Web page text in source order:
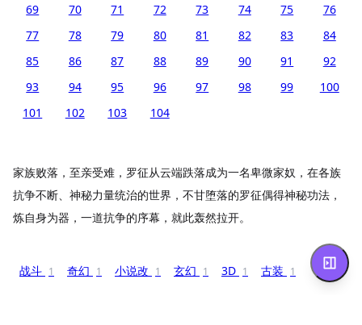
69
70 71 72 73 74 75
76
77
78 79 80 81 82 83
84
85
86 87 88 89 90 91
92
93
94 95 96 97 98 99
100
101
102 103 104
家族败落，至亲受难，罗征从云端跌落成为一名卑微家奴，在各族
抗争不断、神秘力量统治的世界，不甘堕落的罗征偶得神秘功法，
炼自身为器，一道抗争的序幕，就此轰然拉开。
战斗 1 奇幻 1 小说改 1 玄幻 1 3D 1 古装 1